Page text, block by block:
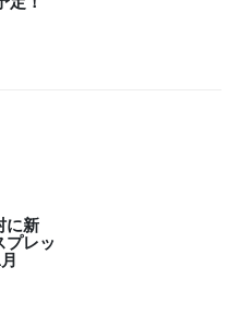
に新
プレッ